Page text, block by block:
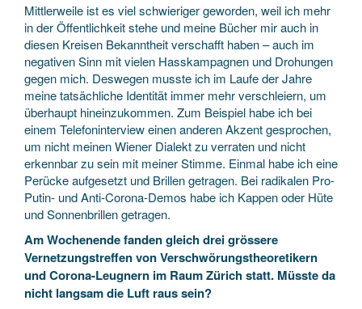
Mittlerweile ist es viel schwieriger geworden, weil ich mehr
in der Öffentlichkeit stehe und meine Bücher mir auch in
diesen Kreisen Bekanntheit verschafft haben – auch im
negativen Sinn mit vielen Hasskampagnen und Drohungen
gegen mich. Deswegen musste ich im Laufe der Jahre
meine tatsächliche Identität immer mehr verschleiern, um
überhaupt hineinzukommen. Zum Beispiel habe ich bei
einem Telefoninterview einen anderen Akzent gesprochen,
um nicht meinen Wiener Dialekt zu verraten und nicht
erkennbar zu sein mit meiner Stimme. Einmal habe ich eine
Perücke aufgesetzt und Brillen getragen. Bei radikalen Pro-
Putin- und Anti-Corona-Demos habe ich Kappen oder Hüte
und Sonnenbrillen getragen.
Am Wochenende fanden gleich drei grössere
Vernetzungstreffen von Verschwörungstheoretikern
und Corona-Leugnern im Raum Zürich statt. Müsste da
nicht langsam die Luft raus sein?